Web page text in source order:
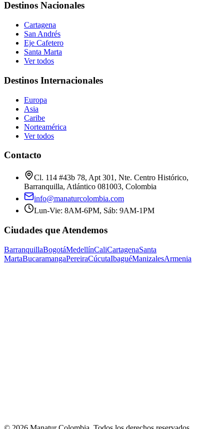
Destinos Nacionales
Cartagena
San Andrés
Eje Cafetero
Santa Marta
Ver todos
Destinos Internacionales
Europa
Asia
Caribe
Norteamérica
Ver todos
Contacto
Cl. 114 #43b 78, Apt 301, Nte. Centro Histórico,
Barranquilla, Atlántico 081003, Colombia
info@manaturcolombia.com
Lun-Vie: 8AM-6PM, Sáb: 9AM-1PM
Ciudades que Atendemos
BarranquillaBogotáMedellínCaliCartagenaSanta
MartaBucaramangaPereiraCúcutaIbaguéManizalesArmenia